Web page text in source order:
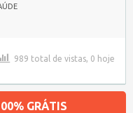
989 total de vistas, 0 hoje
GRÁTIS